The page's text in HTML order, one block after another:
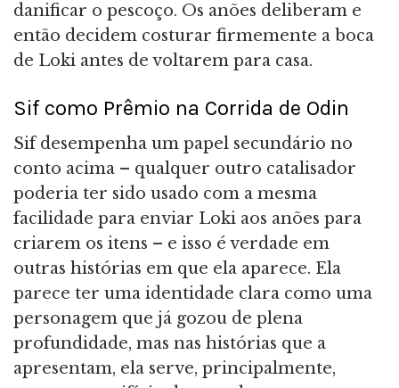
danificar o pescoço. Os anões deliberam e
então decidem costurar firmemente a boca
de Loki antes de voltarem para casa.
Sif como Prêmio na Corrida de Odin
Sif desempenha um papel secundário no
conto acima – qualquer outro catalisador
poderia ter sido usado com a mesma
facilidade para enviar Loki aos anões para
criarem os itens – e isso é verdade em
outras histórias em que ela aparece. Ela
parece ter uma identidade clara como uma
personagem que já gozou de plena
profundidade, mas nas histórias que a
apresentam, ela serve, principalmente,